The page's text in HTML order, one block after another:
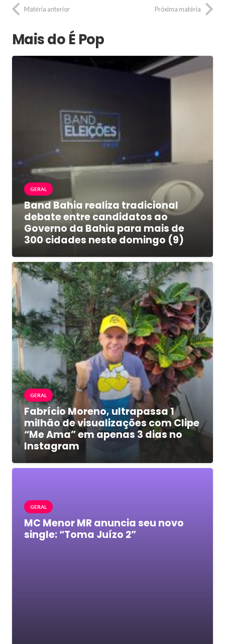
Matéria anterior Próxima matéria
Mais do É Pop
GERAL
Band Bahia realiza tradicional
debate entre candidatos ao
Governo da Bahia para mais de
300 cidades neste domingo (9)
GERAL
Fabrício Moreno, ultrapassa 1
milhão de visualizações com Clipe
“Me Ama” em apenas 3 dias no
Instagram
GERAL
MC Menor MR anuncia seu novo
single: “Toma Juízo 2”